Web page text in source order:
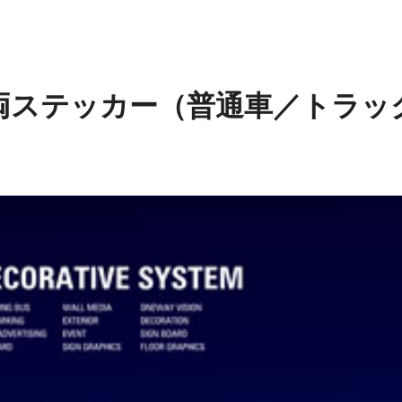
ステッカー（普通車／トラッ